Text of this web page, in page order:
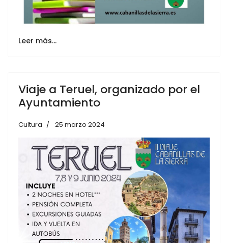
Leer más…
Viaje a Teruel, organizado por el
Ayuntamiento
Cultura 25 marzo 2024